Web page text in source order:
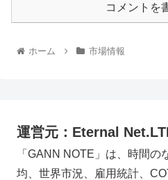
コメントを
ホーム 市場情報
運営元：Eternal
「GANN NOTE」は、時間
均、世界市況、雇用統計、